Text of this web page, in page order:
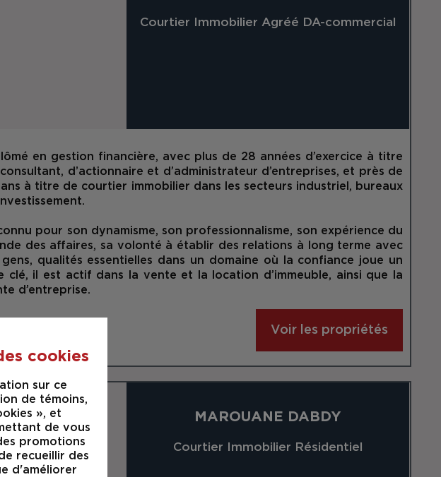
Courtier Immobilier Agréé DA-commercial
en gestion financière, avec plus de 28 années d’exercice à titre
d’actionnaire et d’administrateur d’entreprises, et près de
à titre de courtier immobilier dans les secteurs industriel, bureaux
pour son dynamisme, son professionnalisme, son expérience du
des affaires, sa volonté à établir des relations à long terme avec
gens, qualités essentielles dans un domaine où la confiance joue un
clé, il est actif dans la vente et la location d’immeuble, ainsi que la
d’entreprise.
Voir les propriétés
MAROUANE DABDY
Courtier Immobilier Résidentiel
cookies
sur ce
de témoins,
», et
de vous
promotions
recueillir des
d'améliorer